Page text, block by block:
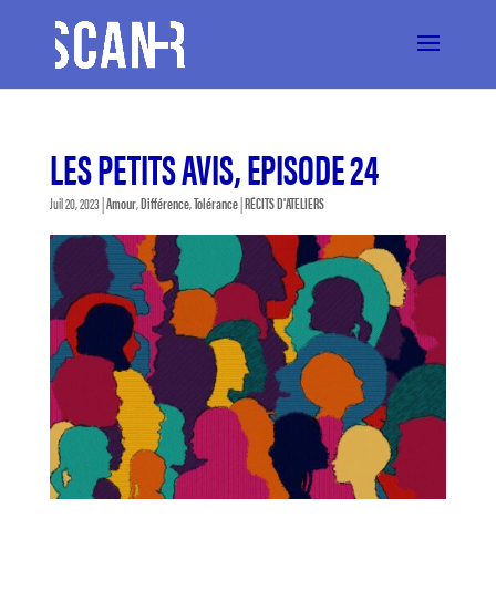
LES PETITS AVIS, EPISODE 24
Juil 20, 2023|Amour,Différence,Tolérance|RÉCITS D'ATELIERS